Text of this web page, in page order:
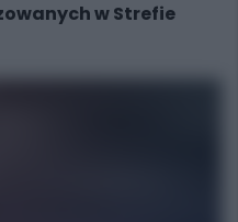
w Strefie